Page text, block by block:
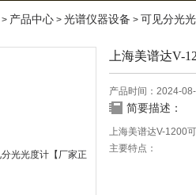
> 产品中心 > 光谱仪器设备 > 可见分光
上海美谱达V-
产品时间：2024-
简要描述：
上海美谱达V-1200
主要特点：